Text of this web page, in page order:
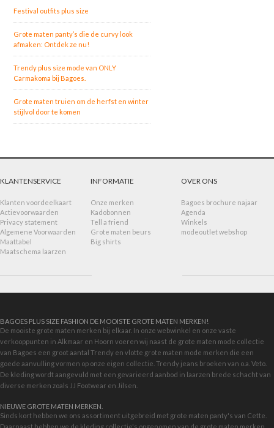
Festival outfits plus size
Grote maten panty’s die de curvy look
afmaken: Ontdek ze nu!
Trendy plus size mode van ONLY
Carmakoma bij Bagoes.
Grote maten truien om de herfst en winter
stijlvol door te komen
KLANTENSERVICE
Klanten voordeelkaart
Actievoorwaarden
Privacy statement
Algemene Voorwaarden
Maattabel
Maatschema laarzen
INFORMATIE
Onze merken
Kadobonnen
Tell a friend
Grote maten beurs
Big shirts
OVER ONS
Bagoes brochure najaar
Agenda
Winkels
modeoutlet webshop
BAGOES PLUS SIZE FASHION DE MOOISTE GROTE MATEN MERKEN!
De mooiste grote maten merken bij elkaar. In onze webwinkel en onze vaste
verkooppunten in Alkmaar en Hoorn voeren wij naast de grote maten mode collectie
van Bagoes een groot aantal Trendy en vlotte grote maten mode merken die een
goede aanvulling vormen op onze eigen collectie. Trendy jeans broeken van o.a. Veto.
De kleding wordt aangevuld met een gevarieerd aanbod in laarzen brede schachtvan
diverse merken zoals JJ Footwear en Jilsen.
NIEUWE GROTE MATEN MERKEN.
Sinds kort hebben we ons assortiment uitgebreid met grote maten panty's van Cette.
Daarnaast hebben we de kleding collectie's opgenomen van de grote maten merken